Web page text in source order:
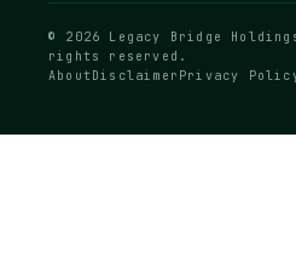
© 2026 Legacy Bridge
rights reserved.
About Disclaimer Privacy